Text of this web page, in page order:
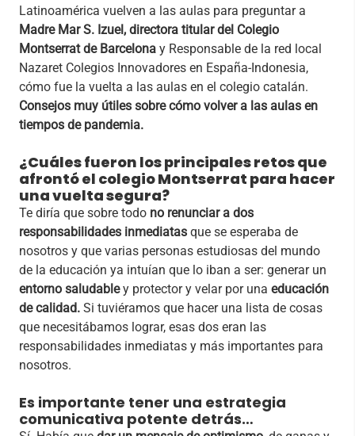
Latinoamérica vuelven a las aulas para preguntar a
Madre Mar S. Izuel, directora titular del Colegio
Montserrat de Barcelona y Responsable de la red local
Nazaret Colegios Innovadores en España-Indonesia,
cómo fue la vuelta a las aulas en el colegio catalán.
Consejos muy útiles sobre cómo volver a las aulas en
tiempos de pandemia.
¿Cuáles fueron los principales retos que
afrontó el colegio Montserrat para hacer
una vuelta segura?
Te diría que sobre todo no renunciar a dos
responsabilidades inmediatas que se esperaba de
nosotros y que varias personas estudiosas del mundo
de la educación ya intuían que lo iban a ser: generar un
entorno saludabley protector y velar por una educación
de calidad. Si tuviéramos que hacer una lista de cosas
que necesitábamos lograr, esas dos eran las
responsabilidades inmediatas y más importantes para
nosotros.
Es importante tener una estrategia
comunicativa potente detrás…